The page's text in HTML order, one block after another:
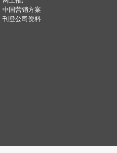
中国营销方案
刊登公司资料